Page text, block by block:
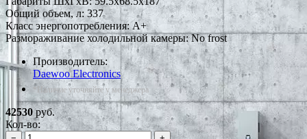
Общий объем, л: 337
Класс энергопотребления: A+
Размораживание холодильной камеры: No frost
Производитель:
Daewoo Electronics
*Наличие уточняйте у менеджера
42530руб.
Кол-во: